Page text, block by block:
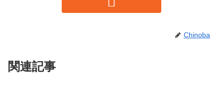
Chinoba
関連記事